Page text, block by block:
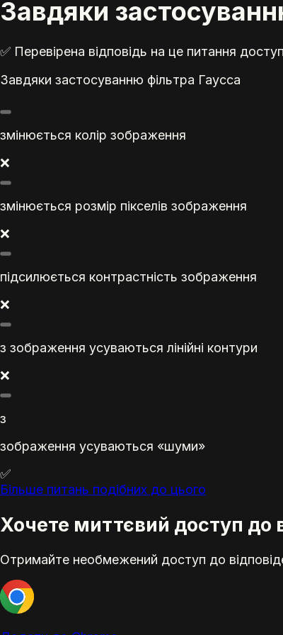
Завдяки
✅ Перевірена відповідь на це питання
Завдяки застосуванню фільтра Гаусса
змінюється колір зображення
❌
змінюється розмір пікселів зображення
❌
підсилюється контрастність зображення
❌
з зображення усуваються лінійні контури
❌
з
зображення усуваються «шуми»
✅
Більше питань подібних до цього
Хочете миттєвий доступ до
Отримайте необмежений доступ до